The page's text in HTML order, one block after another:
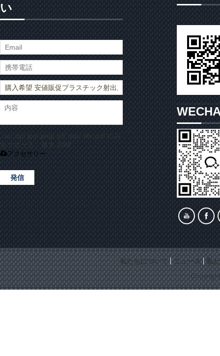
い
.rar/.zip/.jpg/.png/.gif/.doc/.xls/.pdf のみ
をサポート、最大 20M
アクセサリー
発信
私たちについて ニュース
私